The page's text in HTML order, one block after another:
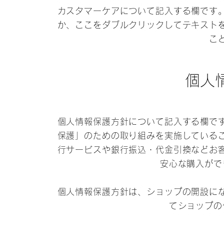
カスタマーケアについて記入する欄です
か、ここをダブルクリックしてテキスト
こ
個人
個人情報保護方針について記入する欄で
保護」のための取り組みを実施している
行サービスや銀行振込・代金引換などお
安心な購入が
個人情報保護方針は、ショップの開設に
てショップ